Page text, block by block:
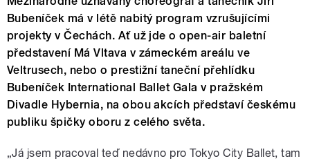
Bubeníček má v létě nabitý program vzrušujícími
projekty v Čechách. Ať už jde o open-air baletní
představení Má Vltava v zámeckém areálu ve
Veltrusech, nebo o prestižní taneční přehlídku
Bubeníček International Ballet Gala v pražském
Divadle Hybernia, na obou akcích představí českému
publiku špičky oboru z celého světa.
„Já jsem pracoval teď nedávno pro Tokyo City Ballet, tam